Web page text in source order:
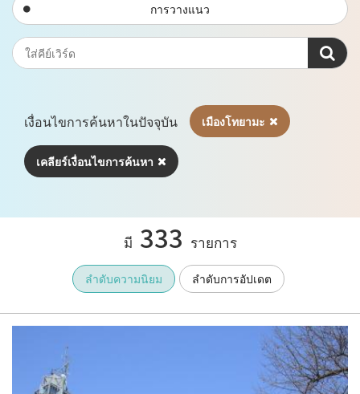
การวางแนว
เงื่อนไขการค้นหาในปัจจุบัน เมืองโทยามะ
เคลียร์เงื่อนไขการค้นหา
มี 333 รายการ
ลำดับความนิยม ลำดับการอัปเดต